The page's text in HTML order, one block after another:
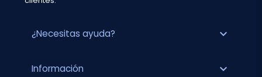
¿Necesitas ayuda? expand_more
Información expand_more